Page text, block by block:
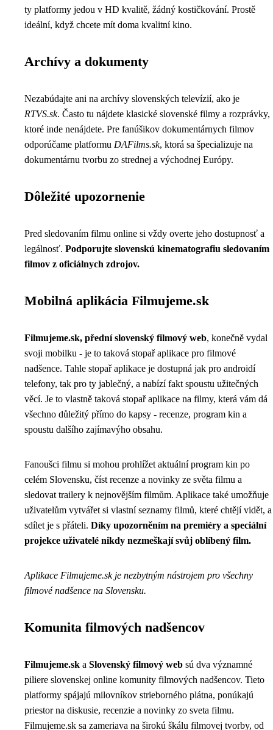
ty platformy jedou v HD kvalitě, žádný kostičkování. Prostě
ideální, když chcete mít doma kvalitní kino.
Archívy a dokumenty
Nezabúdajte ani na archívy slovenských televízií, ako je
RTVS.sk. Často tu nájdete klasické slovenské filmy a rozprávky,
ktoré inde nenájdete. Pre fanúšikov dokumentárnych filmov
odporúčame platformu DAFilms.sk, ktorá sa špecializuje na
dokumentárnu tvorbu zo strednej a východnej Európy.
Dôležité upozornenie
Pred sledovaním filmu online si vždy overte jeho dostupnosť a
legálnosť. Podporujte slovenskú kinematografiu sledovaním
filmov z oficiálnych zdrojov.
Mobilná aplikácia Filmujeme.sk
Filmujeme.sk, přední slovenský filmový web, konečně vydal
svoji mobilku - je to taková stopař aplikace pro filmové
nadšence. Tahle stopař aplikace je dostupná jak pro androidí
telefony, tak pro ty jablečný, a nabízí fakt spoustu užitečných
věcí. Je to vlastně taková stopař aplikace na filmy, která vám dá
všechno důležitý přímo do kapsy - recenze, program kin a
spoustu dalšího zajímavýho obsahu.
Fanoušci filmu si mohou prohlížet aktuální program kin po
celém Slovensku, číst recenze a novinky ze světa filmu a
sledovat trailery k nejnovějším filmům. Aplikace také umožňuje
uživatelům vytvářet si vlastní seznamy filmů, které chtějí vidět, a
sdílet je s přáteli. Díky upozorněním na premiéry a speciální
projekce uživatelé nikdy nezmeškají svůj oblíbený film.
Aplikace Filmujeme.sk je nezbytným nástrojem pro všechny
filmové nadšence na Slovensku.
Komunita filmových nadšencov
Filmujeme.sk a Slovenský filmový web sú dva významné
piliere slovenskej online komunity filmových nadšencov. Tieto
platformy spájajú milovníkov strieborného plátna, ponúkajú
priestor na diskusie, recenzie a novinky zo sveta filmu.
Filmujeme.sk sa zameriava na širokú škálu filmovej tvorby, od